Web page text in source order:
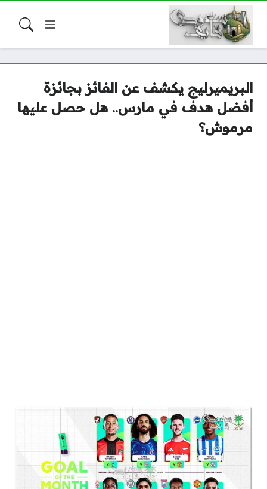
البريميرليج يكشف عن الفائز بجائزة
أفضل هدف في مارس.. هل حصل عليها
مرموش؟